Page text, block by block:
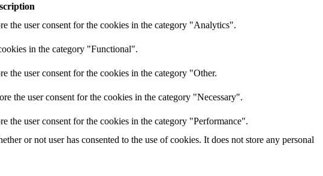
the user consent for the cookies in the category "Analytics".
in the category "Functional".
the user consent for the cookies in the category "Other.
the user consent for the cookies in the category "Necessary".
the user consent for the cookies in the category "Performance".
or not user has consented to the use of cookies. It does not store any personal